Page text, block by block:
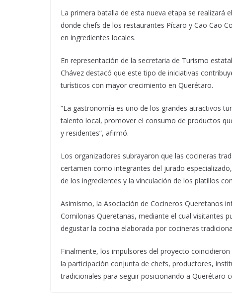
La primera batalla de esta nueva etapa se realizará
donde chefs de los restaurantes Pícaro y Cao Cao
en ingredientes locales.
En representación de la secretaria de Turismo
Chávez destacó que este tipo de iniciativas
turísticos con mayor crecimiento en Querétaro.
“La gastronomía es uno de los grandes atractivos
talento local, promover el consumo de productos
y residentes”, afirmó.
Los organizadores subrayaron que las cocineras
certamen como integrantes del jurado
de los ingredientes y la vinculación de los platillos
Asimismo, la Asociación de Cocineros Queretanos
Comilonas Queretanas, mediante el cual visitantes
degustar la cocina elaborada por cocineras
Finalmente, los impulsores del proyecto
la participación conjunta de chefs, productores,
tradicionales para seguir posicionando a Querétaro